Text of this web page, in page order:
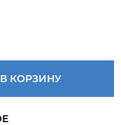
В КОРЗИНУ